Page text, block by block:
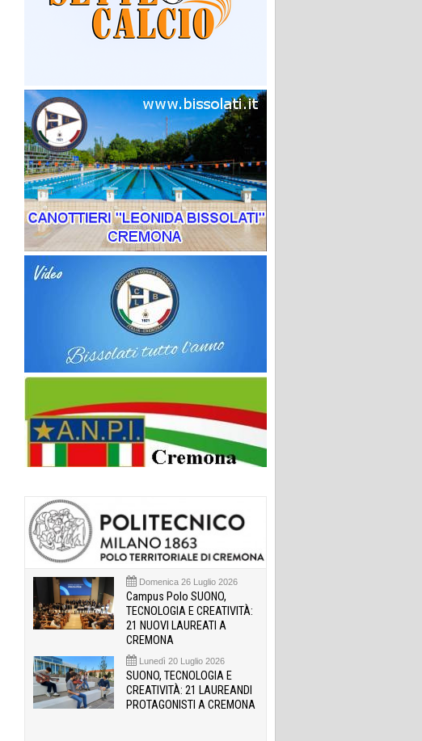
Domenica 26 Luglio 2026
Campus Polo SUONO,
TECNOLOGIA E CREATIVITÀ:
21 NUOVI LAUREATI A
CREMONA
Lunedì 20 Luglio 2026
SUONO, TECNOLOGIA E
CREATIVITÀ: 21 LAUREANDI
PROTAGONISTI A CREMONA